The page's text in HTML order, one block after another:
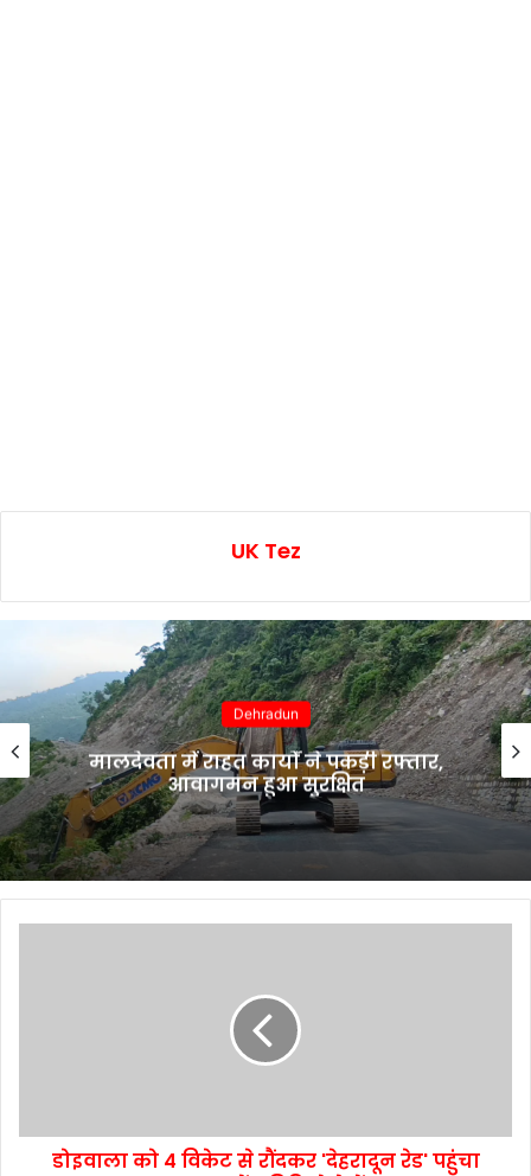
UK Tez
Dehradun
मालदेवता में राहत कार्यों ने पकड़ी रफ्तार,
आवागमन हुआ सुरक्षित
डोइवाला को 4 विकेट से रौंदकर 'देहरादून रेड' पहुंचा